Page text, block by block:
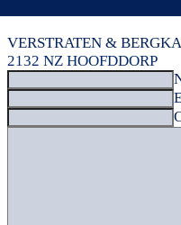
VERSTRATEN &
2132 NZ HOOFDDORP